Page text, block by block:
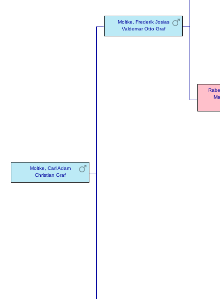
Moltke, Carl Adam
Christian Graf
Moltke, Frederik Josias
Valdemar Otto Graf